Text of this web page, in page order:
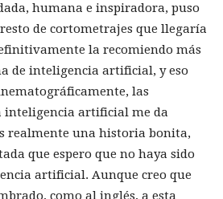
humana e inspiradora, puso
de cortometrajes que llegaría
la recomiendo más
de inteligencia artificial, y eso
las
inteligencia artificial me da
realmente una historia bonita,
que espero que no haya sido
artificial. Aunque creo que
como al inglés, a esta